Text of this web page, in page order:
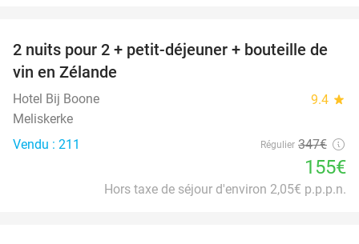
55%
2 nuits pour 2 + petit-déjeuner + bouteille de
vin en Zélande
Hotel Bij Boone 9.4 star
Meliskerke
Vendu : 211
Régulier 347€
155€
Hors taxe de séjour d'environ 2,05€ p.p.p.n.